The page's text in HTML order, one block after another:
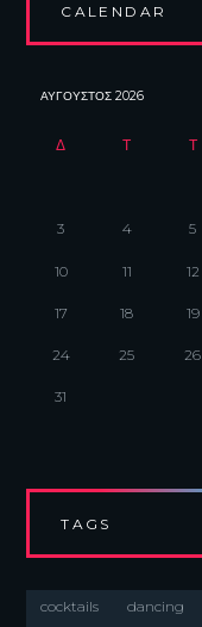
CALENDAR
ΑΎΓΟΥΣΤΟΣ2026
Δ Τ Τ
3 4 5
10 11 12
17 18 19
24 25 26
31
TAGS
cocktails dancing